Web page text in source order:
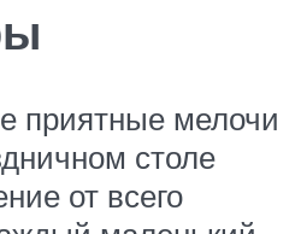
приятные мелочи
столе
от всего